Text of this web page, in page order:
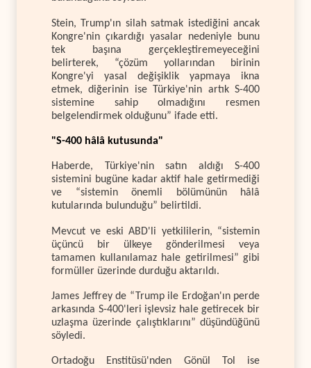
Stein, Trump'ın silah satmak istediğini ancak
Kongre'nin çıkardığı yasalar nedeniyle bunu
tek başına gerçekleştiremeyeceğini
belirterek, “çözüm yollarından birinin
Kongre'yi yasal değişiklik yapmaya ikna
etmek, diğerinin ise Türkiye'nin artık S-400
sistemine sahip olmadığını resmen
belgelendirmek olduğunu” ifade etti.
"S-400 hâlâ kutusunda"
Haberde, Türkiye'nin satın aldığı S-400
sistemini bugüne kadar aktif hale getirmediği
ve “sistemin önemli bölümünün hâlâ
kutularında bulunduğu” belirtildi.
Mevcut ve eski ABD'li yetkililerin, “sistemin
üçüncü bir ülkeye gönderilmesi veya
tamamen kullanılamaz hale getirilmesi” gibi
formüller üzerinde durduğu aktarıldı.
James Jeffrey de “Trump ile Erdoğan'ın perde
arkasında S-400'leri işlevsiz hale getirecek bir
uzlaşma üzerinde çalıştıklarını” düşündüğünü
söyledi.
Ortadoğu Enstitüsü'nden Gönül Tol ise